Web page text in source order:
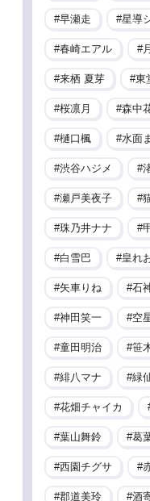
早瀬走 星導
春崎エアル
来栖 夏芽 東
桜凛月 森中
樋口楓 水面
渋谷ハジメ
瀬戸美夜子
珠乃井ナナ
白雪巴 皇れ
矢車りね 石
神田笑一 空
童田明治 笹
緋八マナ 緑
花畑チャイカ
葉山舞鈴 葛
西園チグサ
郡道美玲 酒